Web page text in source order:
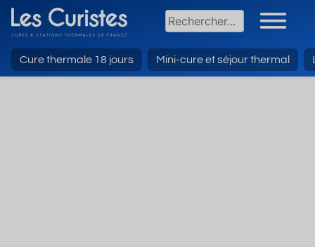
Cure thermale 18 jours Mini-cure et séjour thermal